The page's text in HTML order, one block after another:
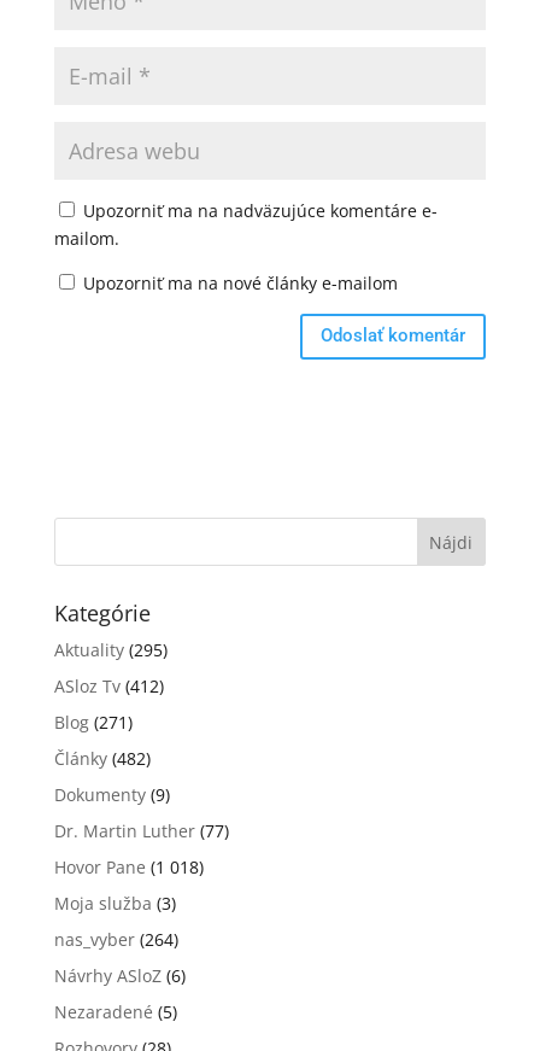
Upozorniť ma na nadväzujúce komentáre e-
mailom.
Upozorniť ma na nové články e-mailom
Kategórie
Aktuality(295)
ASloz Tv(412)
Blog(271)
Články(482)
Dokumenty(9)
Dr. Martin Luther(77)
Hovor Pane (1 018)
Moja služba (3)
nas_vyber(264)
Návrhy ASloZ(6)
Nezaradené (5)